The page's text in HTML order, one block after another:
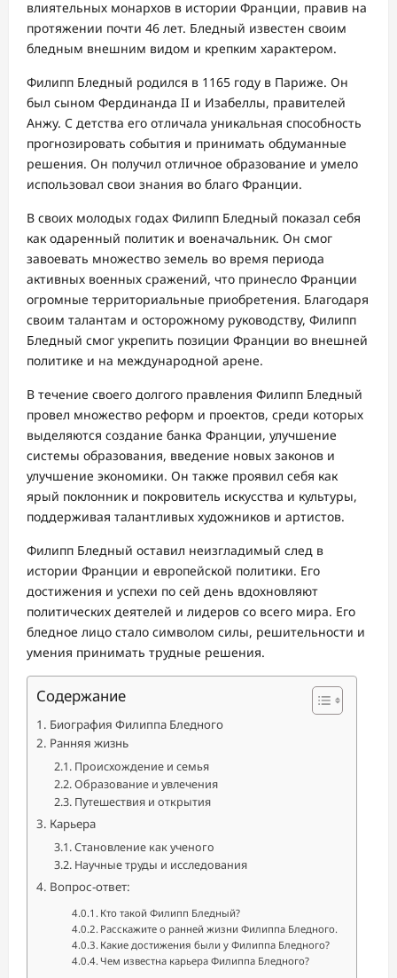
влиятельных монархов в истории Франции, правив на
протяжении почти 46 лет. Бледный известен своим
бледным внешним видом и крепким характером.
Филипп Бледный родился в 1165 году в Париже. Он
был сыном Фердинанда II и Изабеллы, правителей
Анжу. С детства его отличала уникальная способность
прогнозировать события и принимать обдуманные
решения. Он получил отличное образование и умело
использовал свои знания во благо Франции.
В своих молодых годах Филипп Бледный показал себя
как одаренный политик и военачальник. Он смог
завоевать множество земель во время периода
активных военных сражений, что принесло Франции
огромные территориальные приобретения. Благодаря
своим талантам и осторожному руководству, Филипп
Бледный смог укрепить позиции Франции во внешней
политике и на международной арене.
В течение своего долгого правления Филипп Бледный
провел множество реформ и проектов, среди которых
выделяются создание банка Франции, улучшение
системы образования, введение новых законов и
улучшение экономики. Он также проявил себя как
ярый поклонник и покровитель искусства и культуры,
поддерживая талантливых художников и артистов.
Филипп Бледный оставил неизгладимый след в
истории Франции и европейской политики. Его
достижения и успехи по сей день вдохновляют
политических деятелей и лидеров со всего мира. Его
бледное лицо стало символом силы, решительности и
умения принимать трудные решения.
Содержание
Биография Филиппа Бледного
Ранняя жизнь
Происхождение и семья
Образование и увлечения
Путешествия и открытия
Карьера
Становление как ученого
Научные труды и исследования
Вопрос-ответ:
Кто такой Филипп Бледный?
Расскажите о ранней жизни Филиппа Бледного.
Какие достижения были у Филиппа Бледного?
Чем известна карьера Филиппа Бледного?